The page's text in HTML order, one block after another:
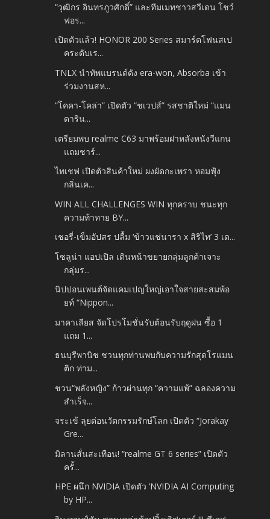
“วุฒิกร อินทรภูวศักดิ์” และทีมเมทชาวสวีเดน โชว์
ฟอร...
เปิดตัวแล้ว! HONOR 200 Series สมาร์ตโฟนสเป
คระดับเร...
TNLX นำทัพแบรนด์ดัง era-won, Absorba เข้า
ร่วมงานสห...
“โคคา-โคล่า” เปิดตัว “ชเวปส์” รสชาติใหม่ “แมน
ดาริน...
เตรียมพบ realme C63 มาพร้อมฝาหลังหนังวีแกน
แถมชาร์...
ไทเชฟ เปิดตัวสินค้าใหม่ ผงผัดกะเพรา หอมฟุ้ง
กลิ่นเค...
WIN ALL CHALLENGES WIN ทุกคราบ ชนะทุก
ความท้าทาย BY...
เชอรี่-เข็มอัปสร ปลื้ม ‘ข้าวแช่นารา x สิริไท’ 3 เด...
โซลูน่า แอปเปิล เดินหน้าขยายกลุ่มลูกค้าเจาะ
กลุ่มร...
นิปปอนเพนต์จัดแคมเปญใหญ่เอาใจสายสะสมพ้อ
ยท์ “Nippon...
มาคาเลียส จัดโปรโมชั่นรับต้อนรับฤดูฝน ซื้อ 1
แถม 1...
ธนบุรีพานิช ชวนทุกท่านพบกับความรักสุดโรแมน
ติก ท่าม...
ชวน“พลังหญิง” ก้าวผ่านทุก “ความแพ้” ฉลองความ
สำเร็จ...
จระเข้ ลุยต่อนวัตกรรมรักษ์โลก เปิดตัว “Jorakay
Gre...
มิลานสั่นสะเทือน! “realme GT 6 series” เปิดตัว
ครั้...
HPE ผนึก NVIDIA เปิดตัว ‘NVIDIA AI Computing
by HP...